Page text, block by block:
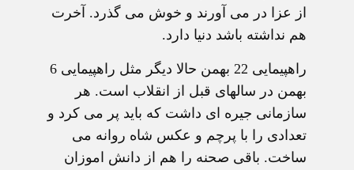
از عزا در می آورند و خوش می گذرد. آخرت
هم نداشته باشد دنیا دارد.
راهپیمایی 22 بهمن حالا دیگر مثل راهپیمایی 6
بهمن در سالهای قبل از انقلاب است. هر
سازمانی جیره ای داشت که باید پر می کرد و
تعدادی را با پرچم و عکس شاه روانه می
ساخت. باقی صحنه را هم از دانش اموزان